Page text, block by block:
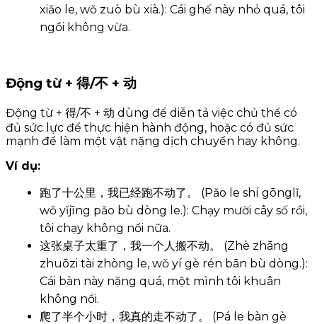
xiǎo le, wǒ zuò bù xià.): Cái ghế này nhỏ quá, tôi
ngồi không vừa.
Động từ + 得/不 + 动
Động từ + 得/不 + 动 dùng để diễn tả việc chủ thể có
đủ sức lực để thực hiện hành động, hoặc có đủ sức
mạnh để làm một vật nặng dịch chuyển hay không.
Ví dụ:
跑了十公里，我已经跑不动了。 (Pǎo le shí gōnglǐ,
wǒ yǐjīng pǎo bù dòng le.): Chạy mười cây số rồi,
tôi chạy không nổi nữa.
这张桌子太重了，我一个人搬不动。 (Zhè zhāng
zhuōzi tài zhòng le, wǒ yí gè rén bān bù dòng.):
Cái bàn này nặng quá, một mình tôi khuân
không nổi.
爬了半个小时，我真的走不动了。 (Pá le bàn gè